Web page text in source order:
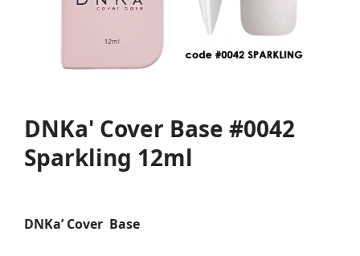
DNKa' Cover Base #0042
Sparkling 12ml
DNKa’ Cover Base